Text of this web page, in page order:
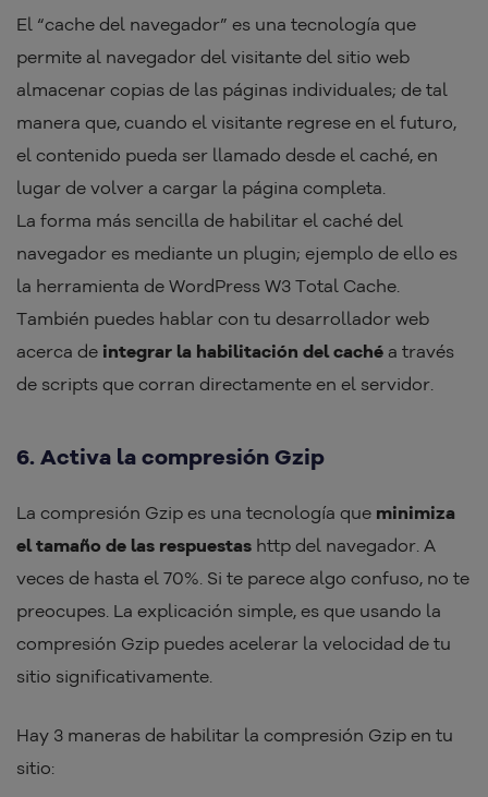
El “cache del navegador” es una tecnología que
permite al navegador del visitante del sitio web
almacenar copias de las páginas individuales; de tal
manera que, cuando el visitante regrese en el futuro,
el contenido pueda ser llamado desde el caché, en
lugar de volver a cargar la página completa.
La forma más sencilla de habilitar el caché del
navegador es mediante un plugin; ejemplo de ello es
la herramienta de WordPress W3 Total Cache.
También puedes hablar con tu desarrollador web
acerca de integrar la habilitación del caché a través
de scripts que corran directamente en el servidor.
6. Activa la compresión Gzip
La compresión Gzip es una tecnología que minimiza
el tamaño de las respuestas http del navegador. A
veces de hasta el 70%. Si te parece algo confuso, no te
preocupes. La explicación simple, es que usando la
compresión Gzip puedes acelerar la velocidad de tu
sitio significativamente.
Hay 3 maneras de habilitar la compresión Gzip en tu
sitio: